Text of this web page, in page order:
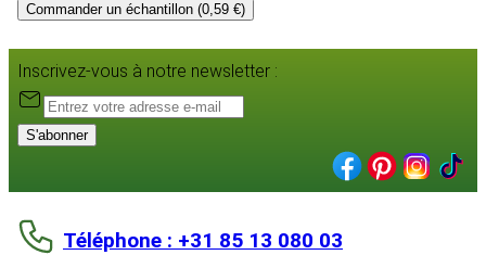
Commander un échantillon (0,59 €)
Inscrivez-vous à notre newsletter :
S'abonner
Téléphone : +31 85 13 080 03